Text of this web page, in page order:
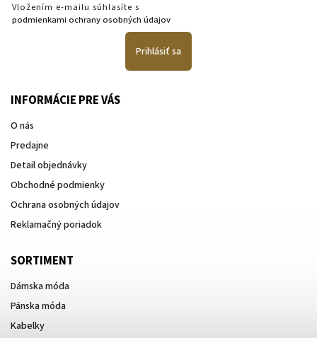
Vložením e-mailu súhlasíte s
podmienkami ochrany osobných údajov
Prihlásiť sa
INFORMÁCIE PRE VÁS
O nás
Predajne
Detail objednávky
Obchodné podmienky
Ochrana osobných údajov
Reklamačný poriadok
SORTIMENT
Dámska móda
Pánska móda
Kabelky